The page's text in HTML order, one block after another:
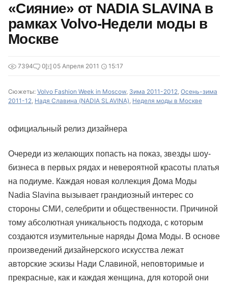
«Сияние» от NADIA SLAVINA в
рамках Volvo-Недели моды в
Москве
7394 0 05 Апреля 2011 15:17
Сюжеты: Volvo Fashion Week in Moscow, Зима 2011-2012, Осень-зима
2011-12, Надя Славина (NADIA SLAVINA), Неделя моды в Москве
официальный релиз дизайнера
Очереди из желающих попасть на показ, звезды шоу-
бизнеса в первых рядах и невероятной красоты платья
на подиуме. Каждая новая коллекция Дома Моды
Nadia Slavina вызывает грандиозный интерес со
стороны СМИ, селебрити и общественности. Причиной
тому абсолютная уникальность подхода, с которым
создаются изумительные наряды Дома Моды. В основе
произведений дизайнерского искусства лежат
авторские эскизы Нади Славиной, неповторимые и
прекрасные, как и каждая женщина, для которой они